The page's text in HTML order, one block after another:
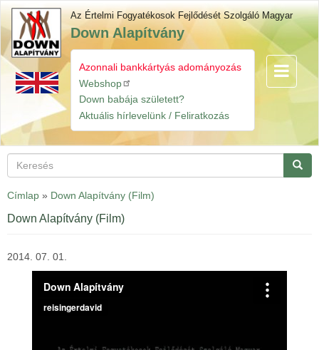
Ugrás
tartalomra
Az Értelmi Fogyatékosok Fejlődését Szolgáló Magyar
Down Alapítvány
Gyorslinkek
Azonnali bankkártyás adományozás
Webshop
Down babája született?
Aktuális hírlevelünk / Feliratkozás
Navigáció
Keresés
Címlap » Down Alapítvány (Film)
Down Alapítvány (Film)
2014. 07. 01.